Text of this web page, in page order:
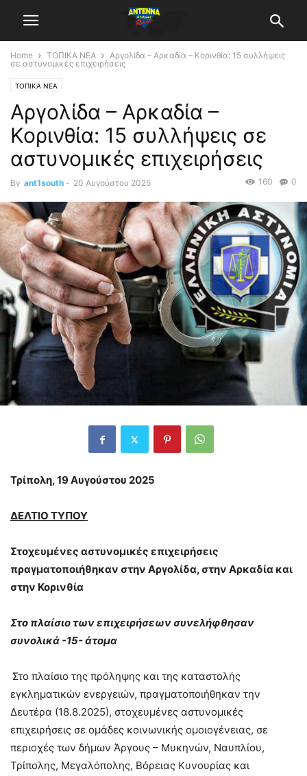
Home ΤΟΠΙΚΑ ΝΕΑ
Αργολίδα – Αρκαδία – Κορινθία: 15 συλλήψεις
σε αστυνομικές επιχειρήσεις
ΤΟΠΙΚΑ ΝΕΑ
Αργολίδα – Αρκαδία –
Κορινθία: 15 συλλήψεις σε
αστυνομικές επιχειρήσεις
By ant1south - 20 Αυγούστου 2025 0
160
Τρίπολη,19Αυγούστου 2025
ΔΕΛΤΙΟ ΤΥΠΟΥ
Στοχευμένες αστυνομικές επιχειρήσεις
πραγματοποιήθηκαν στην Αργολίδα, στην Αρκαδία και
στην Κορινθία
Στο πλαίσιο των επιχειρήσεων συνελήφθησαν
συνολικά -15- άτομα
Στο πλαίσιο της πρόληψης και της καταστολής
εγκληματικών ενεργειών, πραγματοποιήθηκαν την
Δευτέρα (18.8.2025), στοχευμένες αστυνομικές
επιχειρήσεις σε ομάδες κοινωνικής ομοιογένειας, σε
περιοχές των δήμων Άργους – Μυκηνών, Ναυπλίου,
Τρίπολης, Μεγαλόπολης, Βόρειας Κυνουρίας και